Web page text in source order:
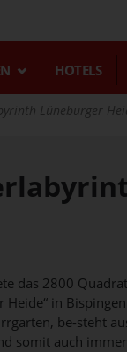
HOTELS
Lüneburger
das 2800
in
be-steht
somit auch